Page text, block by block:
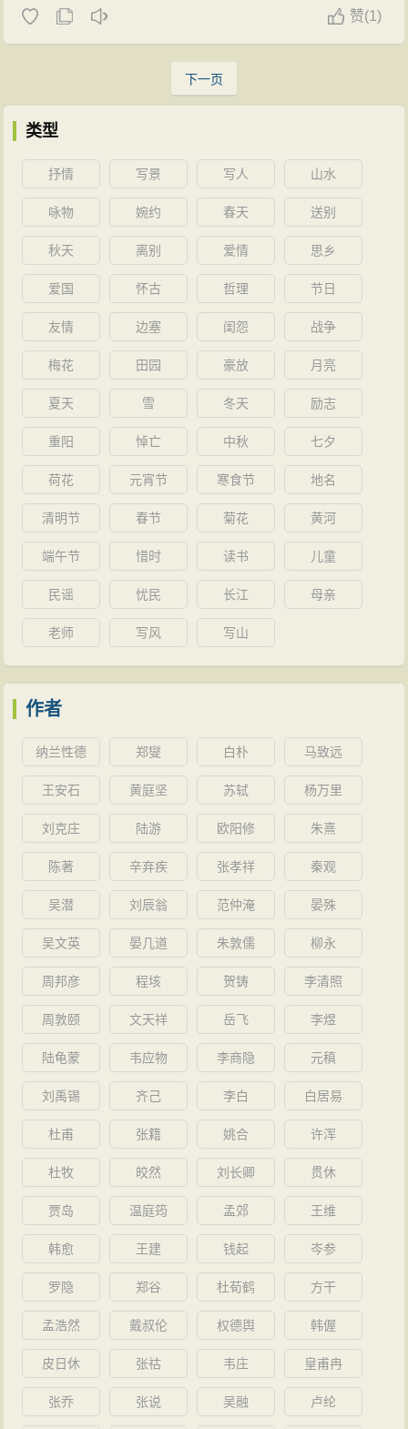
赞(1)
下一页
类型
抒情 写景 写人 山水
咏物 婉约 春天 送别
秋天 离别 爱情 思乡
爱国 怀古 哲理 节日
友情 边塞 闺怨 战争
梅花 田园 豪放 月亮
夏天 雪 冬天 励志
重阳 悼亡 中秋 七夕
荷花 元宵节 寒食节 地名
清明节 春节 菊花 黄河
端午节 惜时 读书 儿童
民谣 忧民 长江 母亲
老师 写风 写山
作者
纳兰性德 郑燮 白朴 马致远
王安石 黄庭坚 苏轼 杨万里
刘克庄 陆游 欧阳修 朱熹
陈著 辛弃疾 张孝祥 秦观
吴潜 刘辰翁 范仲淹 晏殊
吴文英 晏几道 朱敦儒 柳永
周邦彦 程垓 贺铸 李清照
周敦颐 文天祥 岳飞 李煜
陆龟蒙 韦应物 李商隐 元稹
刘禹锡 齐己 李白 白居易
杜甫 张籍 姚合 许浑
杜牧 皎然 刘长卿 贯休
贾岛 温庭筠 孟郊 王维
韩愈 王建 钱起 岑参
罗隐 郑谷 杜荀鹤 方干
孟浩然 戴叔伦 权德舆 韩偓
皮日休 张祜 韦庄 皇甫冉
张乔 张说 吴融 卢纶